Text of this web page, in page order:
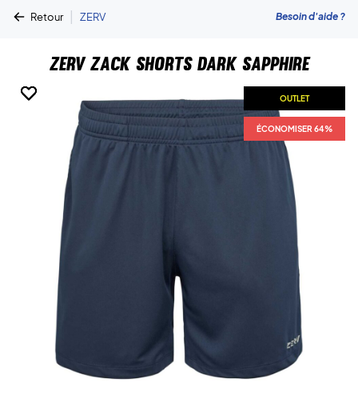
Retour | ZERV Besoin d'aide ?
ZERV Zack Shorts Dark Sapphire
OUTLET
ÉCONOMISER 64%
OUTLET
ÉCONOMISER 64%
OUTLET
ÉCONOMISER 64%